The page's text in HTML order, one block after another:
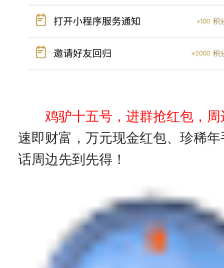
鸡驴十五号，进群抢红包，
速即财富，万元现金红包、珍稀
话周边先到先得！